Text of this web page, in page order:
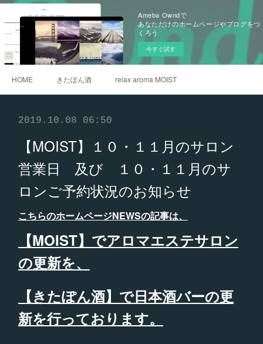
Ameba Owndで
あなただけのホームページやブログをつ
くろう
今すぐ試す
HOME きたぽん酒 relax aroma MOIST
2019.10.08 06:50
【MOIST】１０・１１月のサロン
営業日 及び １０・１１月のサ
ロンご予約状況のお知らせ
こちらのホームページNEWSの記事は、
【MOIST】でアロマエステサロン
の更新を、
【きたぽん酒】で日本酒バーの更
新を行っております。